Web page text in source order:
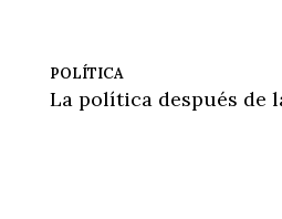
POLÍTICA
La política después de